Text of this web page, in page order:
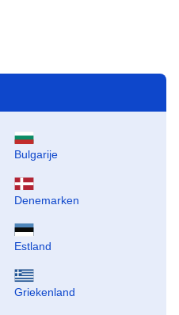
Bulgarije
Denemarken
Estland
Griekenland